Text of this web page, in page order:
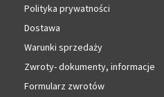
Polityka prywatności
Dostawa
Warunki sprzedaży
Zwroty- dokumenty, informacje
Formularz zwrotów